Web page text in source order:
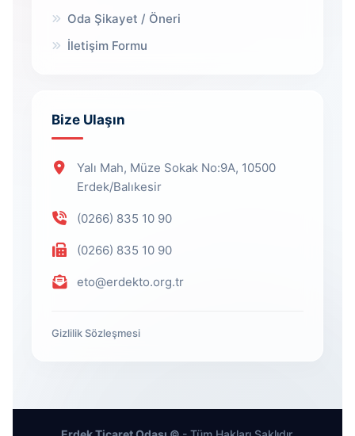
Oda Şikayet / Öneri
İletişim Formu
Bize Ulaşın
Yalı Mah, Müze Sokak No:9A, 10500
Erdek/Balıkesir
(0266) 835 10 90
(0266) 835 10 90
eto@erdekto.org.tr
Gizlilik Sözleşmesi